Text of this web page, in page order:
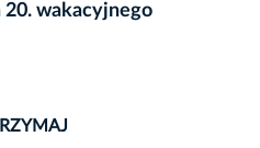
20. wakacyjnego